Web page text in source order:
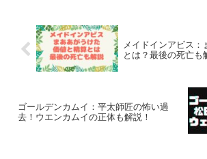
メイドインアビス
とは？最後の死亡も
ゴールデンカムイ：平太師匠の怖い過
去！ウエンカムイの正体も解説！